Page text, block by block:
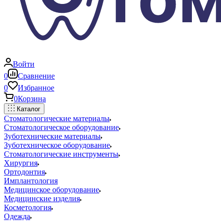
Войти
0
Сравнение
0
Избранное
0Корзина
Каталог
Стоматологические материалы
Стоматологическое оборудование
Зуботехнические материалы
Зуботехническое оборудование
Стоматологические инструменты
Хирургия
Ортодонтия
Имплантология
Медицинское оборудование
Медицинские изделия
Косметология
Одежда